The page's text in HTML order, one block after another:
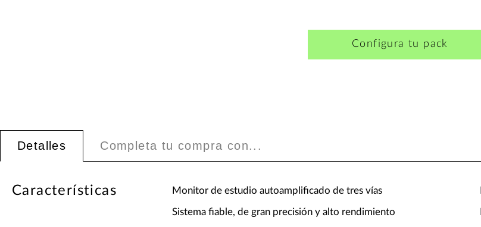
Configura tu pack
Detalles Completa tu compra con...
Características Monitor de estudio autoamplificado de tres vías
Sistema fiable, de gran precisión y alto rendimiento